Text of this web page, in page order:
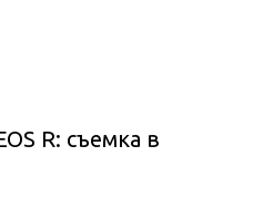
R: съемка в